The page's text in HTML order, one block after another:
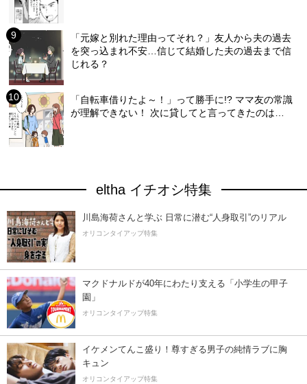
「元嫁と別れた理由ってそれ？」友人から夫の過去
を突っ込まれ不安…信じて結婚した夫の過去まで信
じれる？
「自転車借りたよ～！」って勝手に!? ママ友の常識
が理解できない！ 次に貸してと言ってきたのは…
eltha イチオシ特集
川島海荷さんと学ぶ 日常に潜む“人身取引”のリアル
オリコンタイアップ特集
マクドナルドが40年にわたり支える「小学生の甲子
園」
オリコンタイアップ特集
イケメンてんこ盛り！尊すぎる男子の純情ラブに胸
キュン
オリコンタイアップ特集